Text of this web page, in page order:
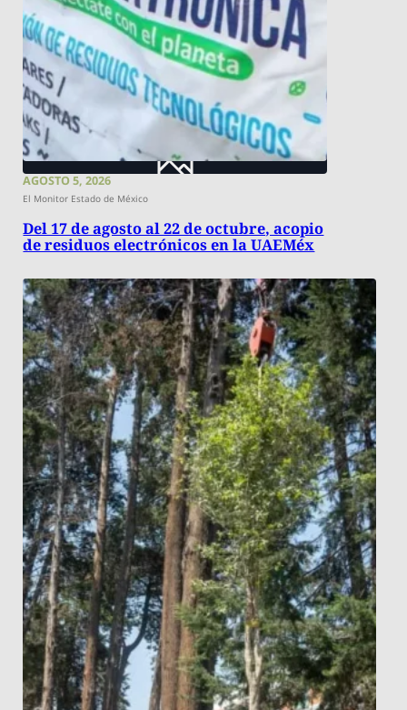
AGOSTO 5, 2026
El Monitor Estado de México
Del 17 de agosto al 22 de octubre, acopio
de residuos electrónicos en la UAEMéx